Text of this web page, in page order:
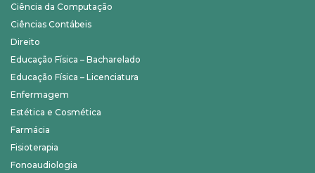
Ciência da Computação
Ciências Contábeis
Direito
Educação Física – Bacharelado
Educação Física – Licenciatura
Enfermagem
Estética e Cosmética
Farmácia
Fisioterapia
Fonoaudiologia